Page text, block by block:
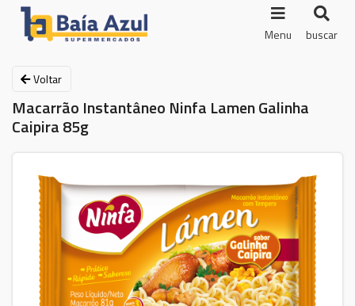
Menu buscar
Voltar
Macarrão Instantâneo Ninfa Lamen Galinha
Caipira 85g